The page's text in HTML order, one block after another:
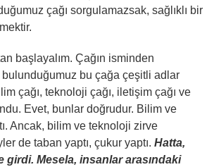
çağı sorgulamazsak, sağlıklı bir
başlayalım. Çağın isminden
bulunduğumuz bu çağa çeşitli adlar
çağı, teknoloji çağı, iletişim çağı ve
Evet, bunlar doğrudur. Bilim ve
Ancak, bilim ve teknoloji zirve
de taban yaptı, çukur yaptı. Hatta,
girdi. Mesela, insanlar arasındaki